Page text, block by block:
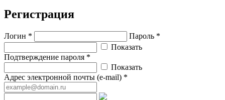
Регистрация
Логин *
Пароль *
Показать
Подтверждение пароля *
Показать
Адрес электронной почты (e-mail) *